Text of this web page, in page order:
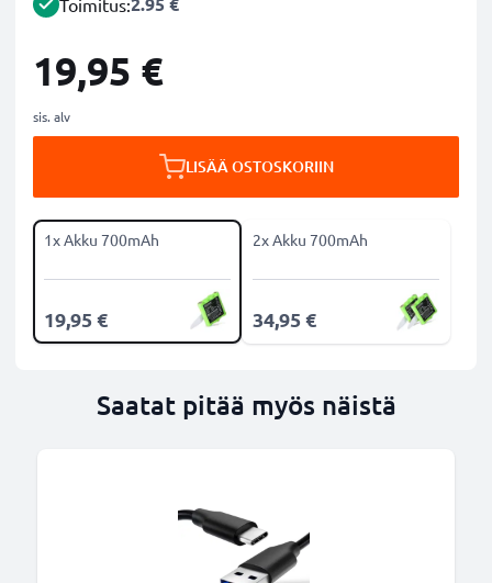
Toimitus:
19,95 €
sis. alv
LISÄÄ OSTOSKORIIN
1x Akku 700mAh
19,95 €
2x Akku 700mAh
34,95 €
Saatat pitää myös näistä